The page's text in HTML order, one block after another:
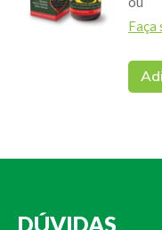
Faça
DÚVIDAS